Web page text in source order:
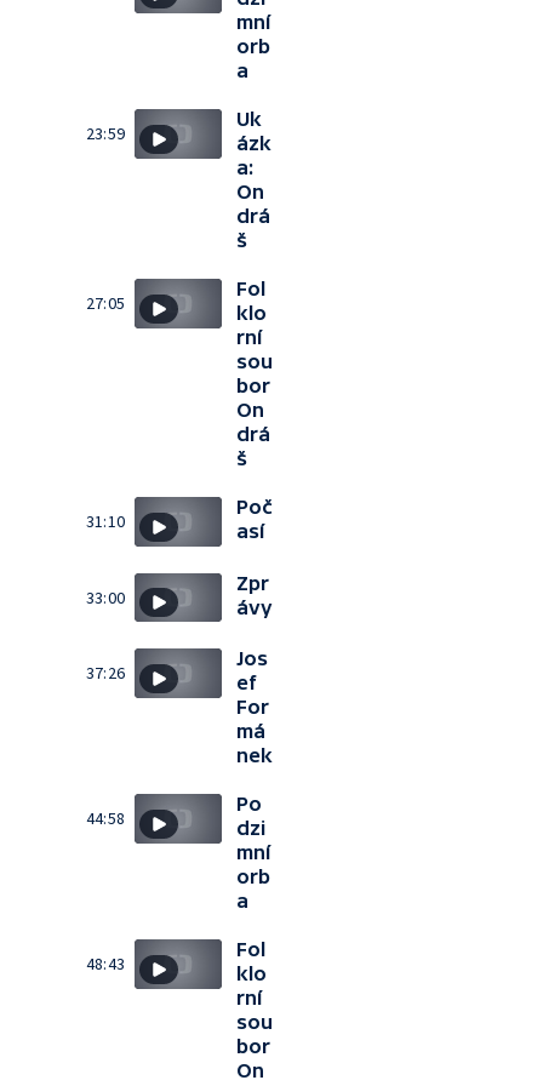
mní
orb
a
23:59
Uk
ázk
a:
On
drá
š
27:05
Fol
klo
rní
sou
bor
On
drá
š
31:10
Poč
así
33:00
Zpr
ávy
37:26
Jos
ef
For
má
nek
44:58
Po
dzi
mní
orb
a
48:43
Fol
klo
rní
sou
bor
On